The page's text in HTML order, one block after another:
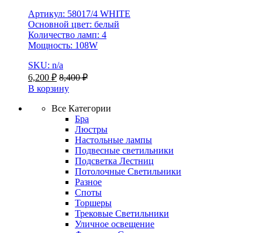
Артикул: 58017/4 WHITE
Основной цвет: белый
Количество ламп: 4
Мощность: 108W
SKU: n/a
6,200 ₽ 8,400₽
В корзину
Все Категории
Бра
Люстры
Настольные лампы
Подвесные светильники
Подсветка Лестниц
Потолочные Светильники
Разное
Споты
Торшеры
Трековые Светильники
Уличное освещение